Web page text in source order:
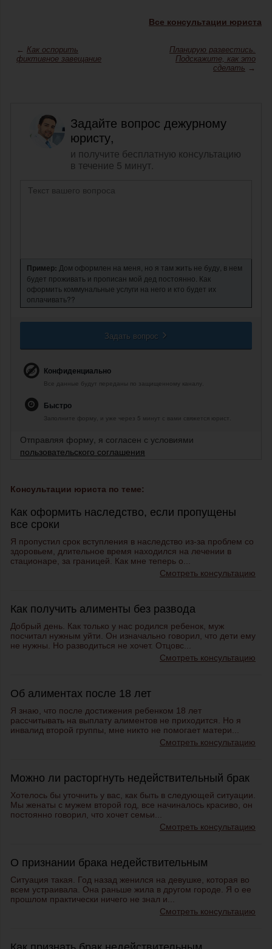
Все консультации юриста
← Как оспорить
фиктивное завещание
Планирую развестись.
Подскажите, как это
сделать →
Задайте вопрос дежурному
юристу,
и получите бесплатную консультацию
в течение 5 минут.
Пример: Дом оформлен на меня, но я там жить не буду, в нем
будет проживать и прописан мой дед постоянно. Как
оформить коммунальные услуги на него и кто будет их
оплачивать??
Задать вопрос
Конфиденциально
Все данные будут переданы по защищенному каналу.
Быстро
Заполните форму, и уже через 5 минут с вами свяжется юрист.
Отправляя форму, я согласен с условиями
пользовательского соглашения
Консультации юриста по теме:
Как оформить наследство, если пропущены
все сроки
Я пропустил срок вступления в наследство из-за проблем со
здоровьем, длительное время находился на лечении в
стационаре, за границей. Как мне теперь о...
Смотреть консультацию
Как получить алименты без развода
Добрый день. Как только у нас родился ребенок, муж
посчитал нужным уйти. Он изначально говорил, что дети ему
не нужны. Но разводиться не хочет. Отцовс...
Смотреть консультацию
Об алиментах после 18 лет
Я знаю, что после достижения ребенком 18 лет
рассчитывать на выплату алиментов не приходится. Но я
инвалид второй группы, мне никто не помогает матери...
Смотреть консультацию
Можно ли расторгнуть недействительный брак
Хотелось бы уточнить у вас, как быть в следующей ситуации.
Мы женаты с мужем второй год, все начиналось красиво, он
постоянно говорил, что хочет семьи...
Смотреть консультацию
О признании брака недействительным
Ситуация такая. Год назад женился на девушке, которая во
всем устраивала. Она раньше жила в другом городе. Я о ее
прошлом практически ничего не знал и...
Смотреть консультацию